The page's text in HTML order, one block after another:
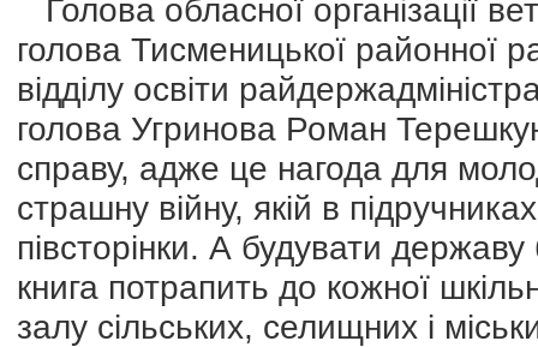
Голова обласної організації
голова Тисменицької районної
відділу освіти
голова Угринова Роман
справу, адже це нагода для
страшну війну, якій в
півсторінки. А будувати
книга потрапить до кожної
залу сільських, селищних і